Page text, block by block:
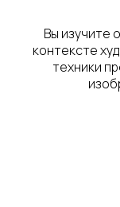
Вы изучите
контексте
техники